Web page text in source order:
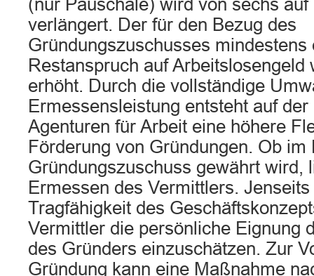
(nur Pauschale) wird von sechs auf
verlängert. Der für den Bezug des
Gründungszuschusses mindestens
Restanspruch auf Arbeitslosengeld
erhöht. Durch die vollständige
Ermessensleistung entsteht auf
Agenturen für Arbeit eine höhere
Förderung von Gründungen. Ob im
Gründungszuschuss gewährt wird,
Ermessen des Vermittlers.
Tragfähigkeit des
Vermittler die persönliche Eignung
des Gründers einzuschätzen. Zur
Gründung kann eine Maßnahme